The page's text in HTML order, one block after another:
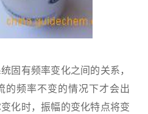
固有频率变化之间的关系，
的频率不变的情况下才会出
化时，振幅的变化特点将变